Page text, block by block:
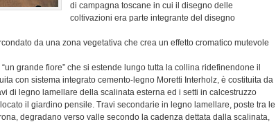
di campagna toscane in cui il disegno delle
coltivazioni era parte integrante del disegno
da una zona vegetativa che crea un effetto cromatico mutevole
grande fiore” che si estende lungo tutta la collina ridefinendone il
con sistema integrato cemento-legno Moretti Interholz, è costituita da
di legno lamellare della scalinata esterna ed i setti in calcestruzzo
il giardino pensile. Travi secondarie in legno lamellare, poste tra le
degradano verso valle secondo la cadenza dettata dalla scalinata,